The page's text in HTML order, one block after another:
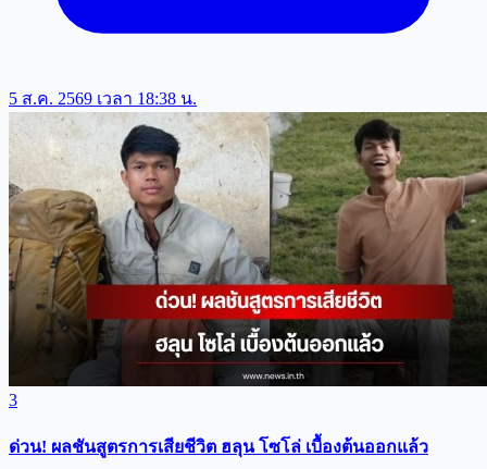
5 ส.ค. 2569 เวลา 18:38 น.
3
ด่วน! ผลชันสูตรการเสียชีวิต ฮลุน โซโล่ เบื้องต้นออกแล้ว